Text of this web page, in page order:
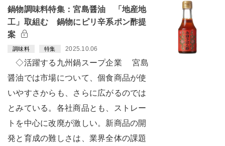
鍋物調味料特集：宮島醤油 「地産地
工」取組む 鍋物にピリ辛系ポン酢提
案
調味料 特集 2025.10.06
◇活躍する九州鍋スープ企業 宮島
醤油では市場について、個食商品が使
いやすさからも、さらに広がるのでは
とみている。各社商品とも、ストレー
トを中心に改廃が激しい。新商品の開
発と育成の難しさは、業界全体の課題